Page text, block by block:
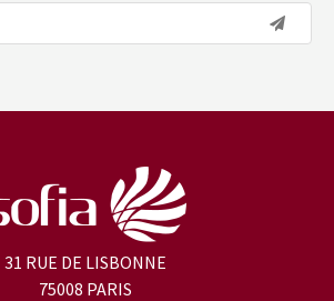
31 RUE DE LISBONNE
75008 PARIS